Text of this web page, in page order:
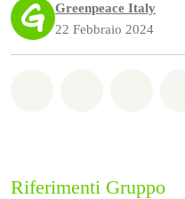
Greenpeace Italy
22 Febbraio 2024
Riferimenti Gruppo